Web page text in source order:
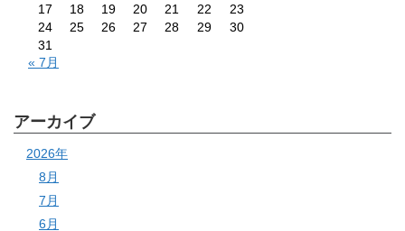
17
18 19 20 21 22
23
24
25 26 27 28 29
30
31
« 7月
アーカイブ
2026年
8月
7月
6月